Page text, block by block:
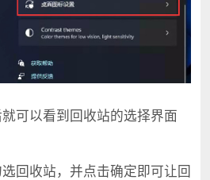
以看到回收站的选择界面
收站，并点击确定即可让回